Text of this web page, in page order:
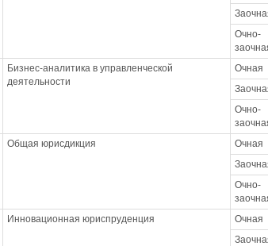
Очно-
Бизнес-аналитика в управленческой
деятельности
Очная
Очно-
Общая юрисдикция Очная
Очно-
Инновационная юриспруденция Очная